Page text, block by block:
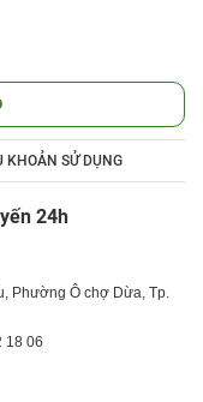
KHOẢN SỬ DỤNG
24h
Phường Ô chợ Dừa, Tp.
18 06